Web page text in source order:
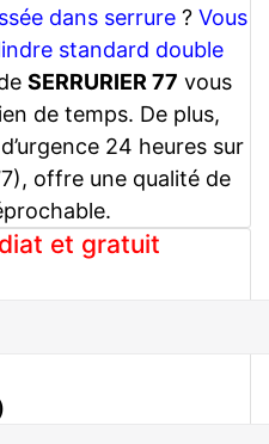
dans serrure ? Vous
standard double
SERRURIER 77 vous
de temps. De plus,
24 heures sur
offre une qualité de
et gratuit